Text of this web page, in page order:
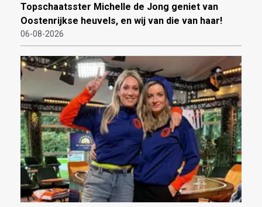
Topschaatsster Michelle de Jong geniet van
Oostenrijkse heuvels, en wij van die van haar!
06-08-2026